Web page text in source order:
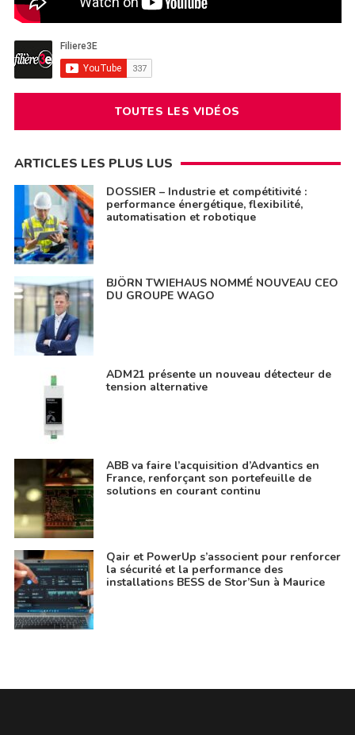
TOUTES LES VIDÉOS
ARTICLES LES PLUS LUS
DOSSIER – Industrie et compétitivité :
performance énergétique, flexibilité,
automatisation et robotique
BJÖRN TWIEHAUS NOMMÉ NOUVEAU CEO
DU GROUPE WAGO
ADM21 présente un nouveau détecteur de
tension alternative
ABB va faire l’acquisition d’Advantics en
France, renforçant son portefeuille de
solutions en courant continu
Qair et PowerUp s’associent pour renforcer
la sécurité et la performance des
installations BESS de Stor’Sun à Maurice